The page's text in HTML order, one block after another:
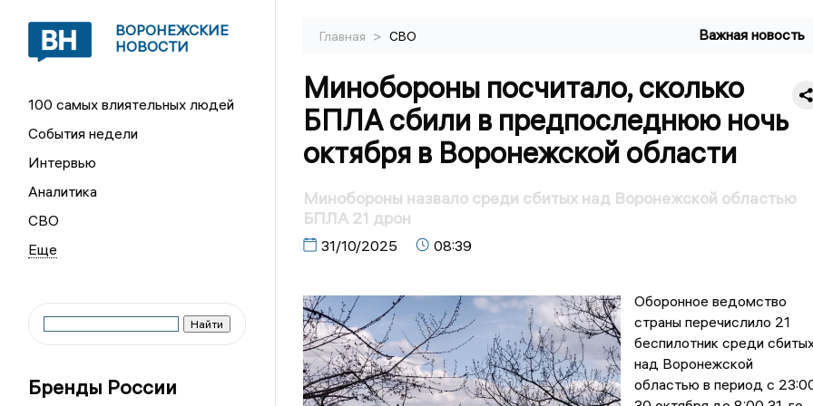
ВОРОНЕЖСКИЕ
НОВОСТИ
100 самых влиятельных людей
События недели
Интервью
Аналитика
СВО
Бренды России
Главная > СВО Важная новость
Минобороны посчитало, сколько
БПЛА сбили в предпоследнюю ночь
октября в Воронежской области
Минобороны назвало среди сбитых над Воронежской областью
БПЛА 21 дрон
31/10/2025 08:39
Оборонное ведомство
страны перечислило 21
беспилотник среди
над Воронежской
областью в период с